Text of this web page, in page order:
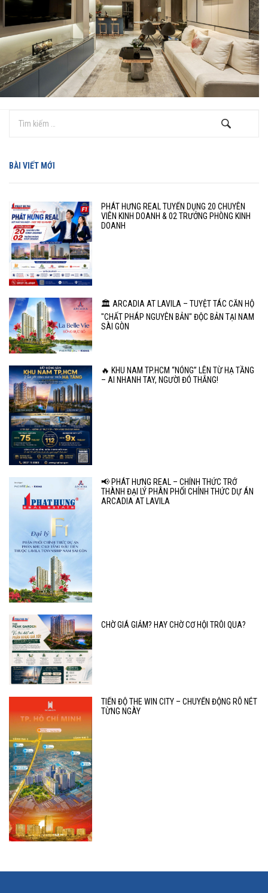
BÀI VIẾT MỚI
PHÁT HƯNG REAL TUYỂN DỤNG 20 CHUYÊN
VIÊN KINH DOANH & 02 TRƯỞNG PHÒNG KINH
DOANH
🏛️ ARCADIA AT LAVILA – TUYỆT TÁC CĂN HỘ
"CHẤT PHÁP NGUYÊN BẢN" ĐỘC BẢN TẠI NAM
SÀI GÒN
🔥 KHU NAM TP.HCM “NÓNG” LÊN TỪ HẠ TẦNG
– AI NHANH TAY, NGƯỜI ĐÓ THẮNG!
📢 PHÁT HƯNG REAL – CHÍNH THỨC TRỞ
THÀNH ĐẠI LÝ PHÂN PHỐI CHÍNH THỨC DỰ ÁN
ARCADIA AT LAVILA
CHỜ GIÁ GIẢM? HAY CHỜ CƠ HỘI TRÔI QUA?
TIẾN ĐỘ THE WIN CITY – CHUYỂN ĐỘNG RÕ NÉT
TỪNG NGÀY